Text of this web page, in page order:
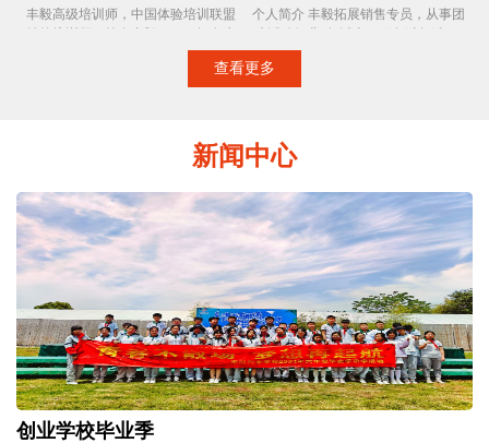
丰毅高级培训师，中国体验培训联盟
特约培训师，持有丰毅OCT。拥有水
上救生员、红十字急救等证书，户外
经验技能丰富，培训中富于激情、极
强责任心、注重细节善于引导参训学
项目节奏，调动现场气氛，增强学员
个人简介 丰毅拓展销售专员，从事团
建活动行业3年以上，服务过超过300
家大型企业和公司的户外拓展，
outing、趣味运动会、大型会务会展、
企业年会等活动，客户最满意是我们
牌 罗氏诊断、罗氏制药、交通大学、
平安租赁、动视暴雪、龙湖地产、東
原地产、理工大学、东方花旗、维音
中国、粤式宏、世像传媒、上海海
鼎、易联信息、域亦实业、中融汇
信、隆古装饰、巨首金属、崇定商
贸、赛乐国际贸易、世图兹、德卡实
验室、力
查看更多
新闻中心
创业学校毕业季